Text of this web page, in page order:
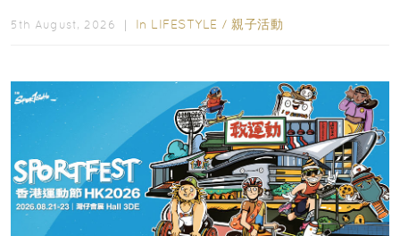
5th August, 2026 ｜ In LIFESTYLE / 親子活動